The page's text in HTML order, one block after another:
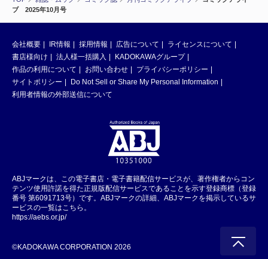
ブ 2025年10月号
会社概要 IR情報 採用情報 広告について
ライセンスについて
書店様向け
法人様一括購入
KADOKAWAグループ
作品の利用について
お問い合わせ
プライバシーポリシー
サイトポリシー
Do Not Sell or Share My Personal Information
利用者情報の外部送信について
ABJマークは、この電子書店・電子書籍配信サービスが、著作権者からコン
テンツ使用許諾を得た正規版配信サービスであることを示す登録商標（登録
番号 第6091713号）です。ABJマークの詳細、ABJマークを掲示しているサ
ービスの一覧はこちら。
https://aebs.or.jp/
©KADOKAWA CORPORATION 2026